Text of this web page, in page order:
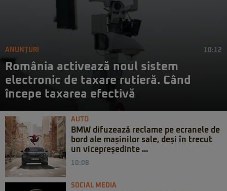
ANUNȚURI 10:12
România activează noul sistem
electronic de taxare rutieră. Când
începe taxarea efectivă
AUTO
BMW difuzează reclame pe ecranele de
bord ale mașinilor sale, deși în trecut
un vicepreședinte ...
10:08
SOCIAL MEDIA